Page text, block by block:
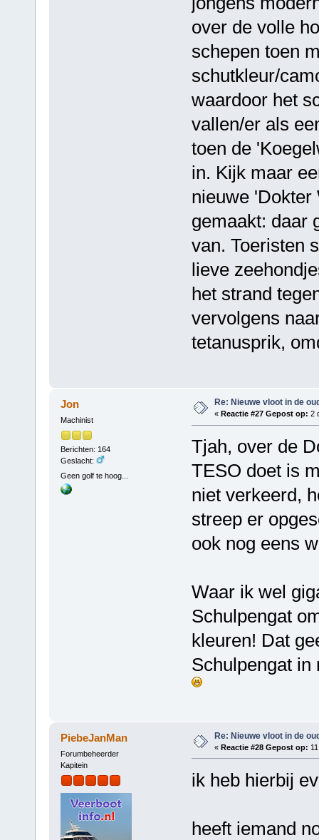
over de volle
schepen toen
schutkleur/
waardoor het
vallen/er als
toen de
in. Kijk maar
nieuwe 'Dokter
gemaakt: daar
van. Toeristen
lieve
het strand
vervolgens
tetanusprik,
Jon
Machinist
Berichten: 164
Geslacht:
Geen golf te hoog...
Re: Nieuwe vloot in de
« Reactie #27 Gepost op: 2
Tjah, over de
TESO doet is
niet verkeerd,
streep er
ook nog eens
Waar ik wel
Schulpengat
kleuren! Dat
Schulpengat
PiebeJanMan
Forumbeheerder
Kapitein
Re: Nieuwe vloot in de
« Reactie #28 Gepost op:
ik heb hierbij
heeft iemand